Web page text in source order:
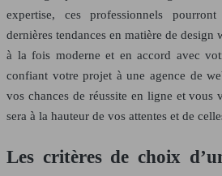
expertise, ces professionnels
dernières tendances en matière de
à la fois moderne et en accord avec
confiant votre projet à une agence de
vos chances de réussite en ligne et vous
sera à la hauteur de vos attentes et de
Les critères de choix